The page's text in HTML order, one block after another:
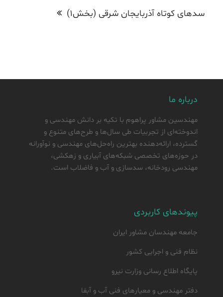
سدهای کوتاه آذربایجان شرقی (بخش۱)
درباره ما
مهندسین مشاور پراهوم با تکیه بر دانش مهندسی و
اندوخته‌ای از تجربیات طی سال‌ها و طرح‌های متنوع و
گسترده، ارائه‌دهنده بهترین راه‌حل‌های مهندسی و نوآورانه
در حوزه‌های تخصصی شبکه‌های آبیاری و زهکشی،
مهندسی رودخانه، سدسازی و آب و فاضلاب است.
پیوندهای کاربردی
جامعه مهندسان مشاور ایران
نظام فنی و اجرایی کشور
پایگاه اطلاع رسانی وزارت نیرو
دفتر مهندسی و معیارهای فنی آب و آبفا